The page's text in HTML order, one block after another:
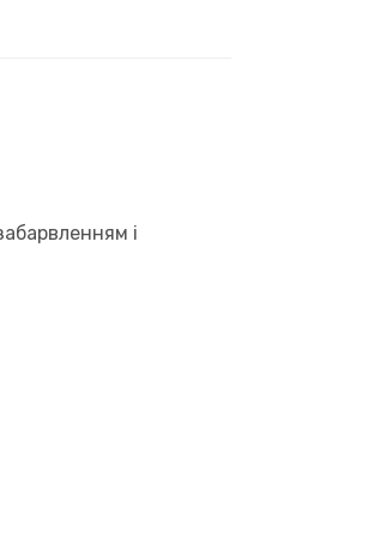
і